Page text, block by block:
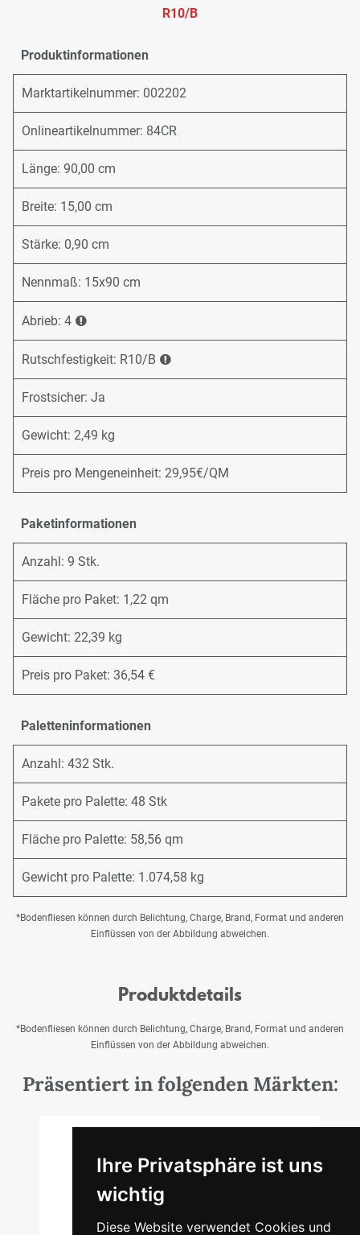
Ihre Privatsphäre ist uns
wichtig
Diese Website verwendet Cookies und
R10/B
Produktinformationen
Marktartikelnummer: 002202
Onlineartikelnummer: 84CR
Länge: 90,00 cm
Breite: 15,00 cm
Stärke: 0,90 cm
Nennmaß: 15x90 cm
Abrieb: 4
Rutschfestigkeit: R10/B
Frostsicher: Ja
Gewicht: 2,49 kg
Preis pro Mengeneinheit: 29,95€/QM
Paketinformationen
Anzahl: 9 Stk.
Fläche pro Paket: 1,22 qm
Gewicht: 22,39 kg
Preis pro Paket: 36,54 €
Paletteninformationen
Anzahl: 432 Stk.
Pakete pro Palette: 48 Stk
Fläche pro Palette: 58,56 qm
Gewicht pro Palette: 1.074,58 kg
*Bodenfliesen können durch Belichtung, Charge, Brand, Format und anderen
Einflüssen von der Abbildung abweichen.
Produktdetails
*Bodenfliesen können durch Belichtung, Charge, Brand, Format und anderen
Einflüssen von der Abbildung abweichen.
Präsentiert in folgenden Märkten:
HAMBURG